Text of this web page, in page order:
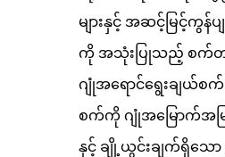
များနှင့် အဆင့်မြင့်ကွန်ပျူ
ကို အသုံးပြုသည့် စက်တစ်
ဂျုံအရောင်ရွေးချယ်စ
စက်ကို ဂျုံအမြောက်အမြ
နှင့် ချို့ယွင်းချက်ရှိသော